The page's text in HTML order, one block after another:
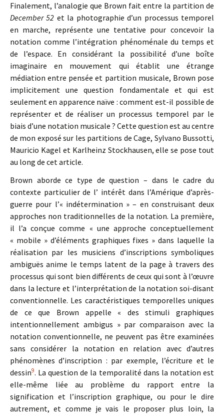
Finalement, l’analogie que Brown fait entre la partition de
December 52 et la photographie d’un processus temporel
en marche, représente une tentative pour concevoir la
notation comme l’intégration phénoménale du temps et
de l’espace. En considérant la possibilité d’une boîte
imaginaire en mouvement qui établit une étrange
médiation entre pensée et partition musicale, Brown pose
implicitement une question fondamentale et qui est
seulement en apparence naïve : comment est-il possible de
représenter et de réaliser un processus temporel par le
biais d’une notation musicale ? Cette question est au centre
de mon exposé sur les partitions de Cage, Sylvano Bussotti,
Mauricio Kagel et Karlheinz Stockhausen, elle se pose tout
au long de cet article.
Brown aborde ce type de question – dans le cadre du
contexte particulier de l’ intérêt dans l’Amérique d’après-
guerre pour l’« indétermination » – en construisant deux
approches non traditionnelles de la notation. La première,
il l’a conçue comme « une approche conceptuellement
« mobile » d’éléments graphiques fixes » dans laquelle la
réalisation par les musiciens d’inscriptions symboliques
ambiguës anime le temps latent de la page à travers des
processus qui sont bien différents de ceux qui sont à l’œuvre
dans la lecture et l’interprétation de la notation soi-disant
conventionnelle. Les caractéristiques temporelles uniques
de ce que Brown appelle « des stimuli graphiques
intentionnellement ambigus » par comparaison avec la
notation conventionnelle, ne peuvent pas être examinées
sans considérer la notation en relation avec d’autres
phénomènes d’inscription : par exemple, l’écriture et le
dessin9. La question de la temporalité dans la notation est
elle-même liée au problème du rapport entre la
signification et l’inscription graphique, ou pour le dire
autrement, et comme je vais le proposer plus loin, la